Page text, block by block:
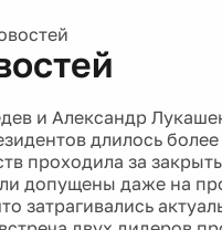
и Александр
длилось
проходила за
допущены даже на
затрагивались